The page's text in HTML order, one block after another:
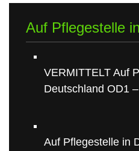
Auf Pflegestelle
VERMITTELT Auf
Deutschland OD1
Auf Pflegestelle in